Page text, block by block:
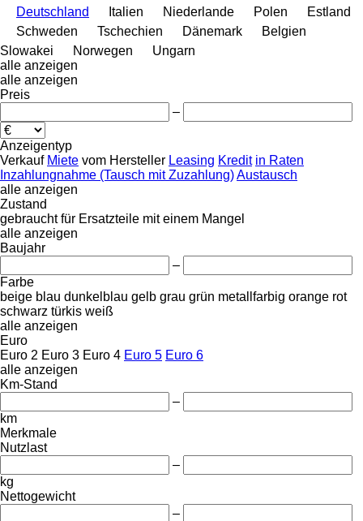
Deutschland
Italien Niederlande Polen
Estland
Schweden
Tschechien Dänemark
Belgien
Slowakei
Norwegen
Ungarn
alle anzeigen
alle anzeigen
Preis
–
Anzeigentyp
Verkauf Miete vom Hersteller Leasing Kredit in Raten
Inzahlungnahme (Tausch mit Zuzahlung)Austausch
alle anzeigen
Zustand
gebraucht für Ersatzteile mit einem Mangel
alle anzeigen
Baujahr
–
Farbe
beige blau dunkelblau gelb grau grün metallfarbig orange rot
schwarz türkis weiß
alle anzeigen
Euro
Euro 2 Euro 3 Euro 4 Euro 5 Euro 6
alle anzeigen
Km-Stand
–
km
Merkmale
Nutzlast
–
kg
Nettogewicht
–